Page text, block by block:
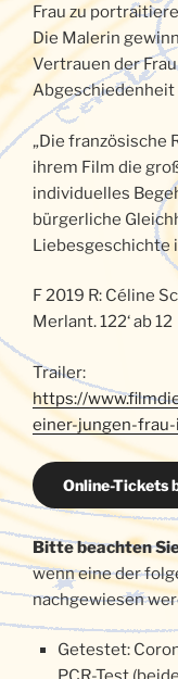
Frau zu
Die Malerin
Vertrauen der
„Die französische
ihrem Film die
individuelles
bürgerliche
Liebesgeschichte
F 2019 R: Céline
Merlant. 122‘ ab 12
Trailer:
https://
einer-jungen-
Online-Tickets
Bitte beachten
wenn eine der
nachgewiesen
Getestet: